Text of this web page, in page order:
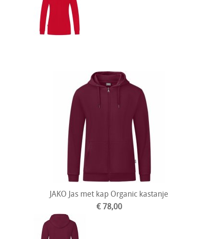
JAKO Jas met kap Organic kastanje
€ 78,00